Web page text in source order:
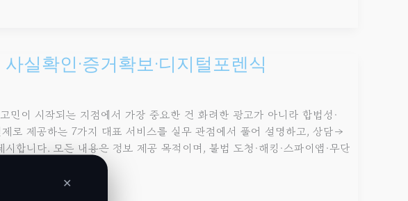
실확인·증거확보·디지털포렌식
민이 시작되는 지점에서 가장 중요한 건 화려한 광고가 아니라 합법성·
로 제공하는 7가지 대표 서비스를 실무 관점에서 풀어 설명하고, 상담→
합니다. 모든 내용은 정보 제공 목적이며, 불법 도청·해킹·스파이앱·무단
습니다. 올바른
✕